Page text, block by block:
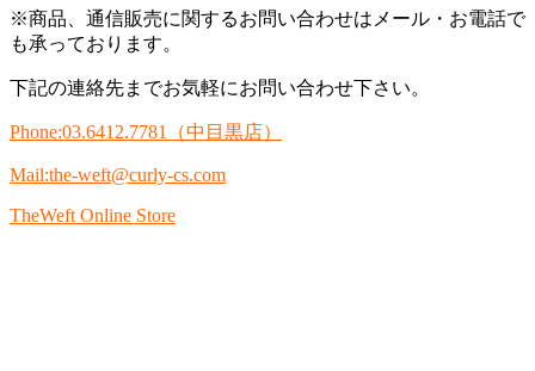
※商品、通信販売に関するお問い合わせはメール・お電話で
も承っております。
下記の連絡先までお気軽にお問い合わせ下さい。
Phone:03.6412.7781 （中目黒店）
Mail:the-weft@curly-cs.com
TheWeft Online Store